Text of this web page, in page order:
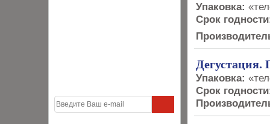
Упаковка:
Срок
Дегустация.
Упаковка:
Срок